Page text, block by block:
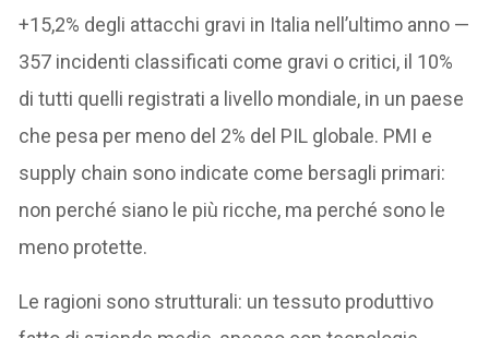
+15,2% degli attacchi gravi in Italia nell’ultimo anno —
357 incidenti classificati come gravi o critici, il 10%
di tutti quelli registrati a livello mondiale, in un paese
che pesa per meno del 2% del PIL globale. PMI e
supply chain sono indicate come bersagli primari:
non perché siano le più ricche, ma perché sono le
meno protette.
Le ragioni sono strutturali: un tessuto produttivo